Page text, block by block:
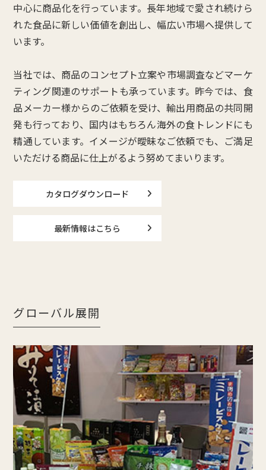
中心に商品化を行っています。長年地域で愛され続けら
れた食品に新しい価値を創出し、幅広い市場へ提供して
います。
当社では、商品のコンセプト立案や市場調査などマーケ
ティング関連のサポートも承っています。昨今では、食
品メーカー様からのご依頼を受け、輸出用商品の共同開
発も行っており、国内はもちろん海外の食トレンドにも
精通しています。イメージが曖昧なご依頼でも、ご満足
いただける商品に仕上がるよう努めてまいります。
カタログダウンロード
最新情報はこちら
グローバル展開